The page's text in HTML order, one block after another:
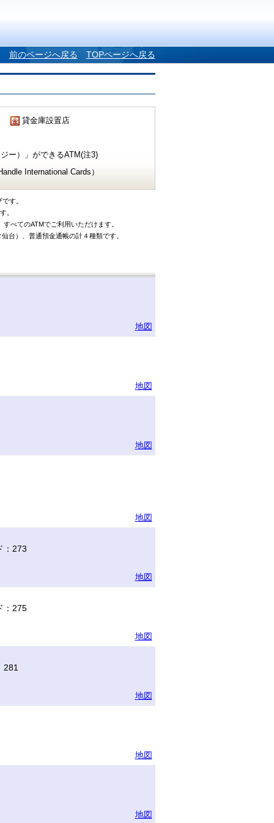
前のページへ戻る TOPページへ戻る
貸金庫設置店
ー）」ができるATM(注3)
International Cards）
す。
。
べてのATMでご利用いただけます。
台）、普通預金通帳の計４種類です。
地図
地図
地図
地図
：273
地図
：275
地図
地図
地図
地図